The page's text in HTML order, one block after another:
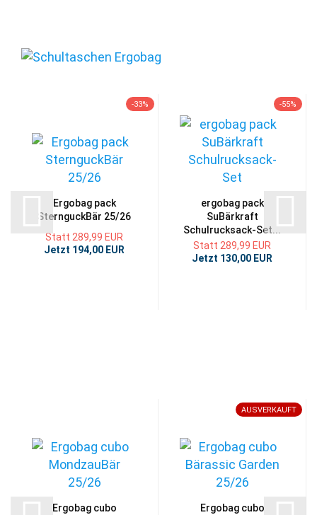
-33%
Ergobag pack
SternguckBär 25/26
Statt 289,99 EUR
Jetzt 194,00 EUR
-55%
ergobag pack
SuBärkraft
Schulrucksack-Set...
Statt 289,99 EUR
Jetzt 130,00 EUR
Ergobag cubo
AUSVERKAUFT
Ergobag cubo